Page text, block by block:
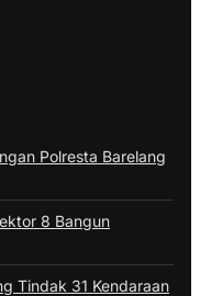
Polresta Barelang
8 Bangun
Tindak 31 Kendaraan